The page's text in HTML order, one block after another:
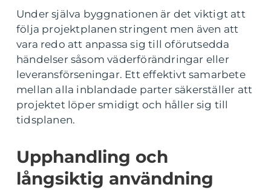
Under själva byggnationen är det viktigt att
följa projektplanen stringent men även att
vara redo att anpassa sig till oförutsedda
händelser såsom väderförändringar eller
leveransförseningar. Ett effektivt samarbete
mellan alla inblandade parter säkerställer att
projektet löper smidigt och håller sig till
tidsplanen.
Upphandling och
långsiktig användning